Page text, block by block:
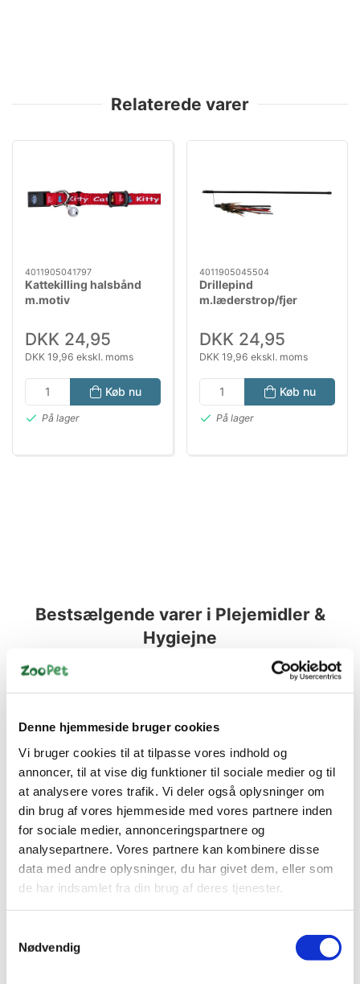
Denne hjemmeside bruger cookies
Vi bruger cookies til at tilpasse vores indhold og
annoncer, til at vise dig funktioner til sociale medier og til
at analysere vores trafik. Vi deler også oplysninger om
din brug af vores hjemmeside med vores partnere inden
for sociale medier, annonceringspartnere og
analysepartnere. Vores partnere kan kombinere disse
data med andre oplysninger, du har givet dem, eller som
de har indsamlet fra din brug af deres tjenester.
Nødvendig
Relaterede varer
4011905041797
Kattekilling halsbånd
m.motiv
DKK 24,95
DKK 19,96 ekskl. moms
Køb nu
På lager
4011905045504
Drillepind
m.læderstrop/fjer
DKK 24,95
DKK 19,96 ekskl. moms
Køb nu
På lager
Bestsælgende varer i Plejemidler &
Hygiejne
5705574055351
KW Citronella Hund/ Kat
- 400ml
DKK 99,95
5705574055382
KW LUGTFJERNER 200
ML
Standard salgspris DKK
125,00
DKK 49,95
Køb nu